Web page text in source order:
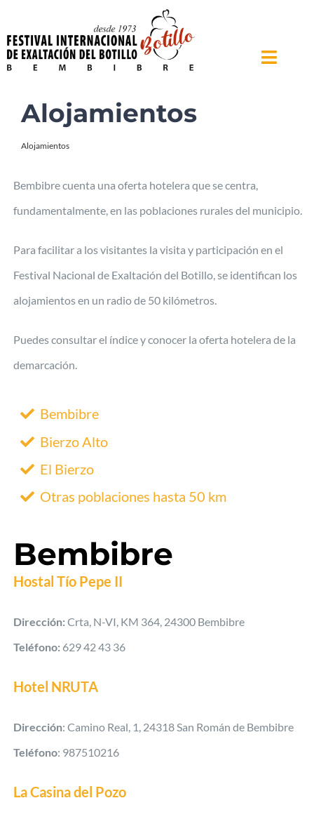
al
contenido
Toggle
Inicio
Contacto
Alojamientos
Alojamientos
Bembibre cuenta una oferta hotelera que se centra,
fundamentalmente, en las poblaciones rurales del municipio.
Para facilitar a los visitantes la visita y participación en el
Festival Nacional de Exaltación del Botillo, se identifican los
alojamientos en un radio de 50 kilómetros.
Puedes consultar el índice y conocer la oferta hotelera de la
demarcación.
Bembibre
Bierzo Alto
El Bierzo
Otras poblaciones hasta 50 km
Bembibre
Hostal Tío Pepe II
Dirección: Crta, N-VI, KM 364, 24300 Bembibre
Teléfono: 629 42 43 36
Hotel NRUTA
Dirección: Camino Real, 1, 24318 San Román de Bembibre
Teléfono: 987510216
La Casina del Pozo